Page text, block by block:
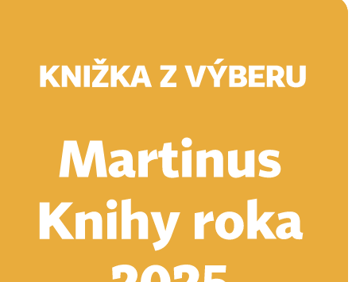
Vyhľadávanie
Vyhľadávanie